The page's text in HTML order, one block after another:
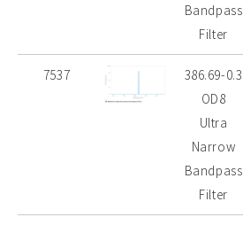
Bandpass
Filter
7537
386.69-0.3
OD8
Ultra
Narrow
Bandpass
Filter